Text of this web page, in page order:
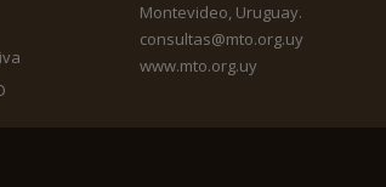
Montevideo, Uruguay.
consultas@mto.org.uy
www.mto.org.uy